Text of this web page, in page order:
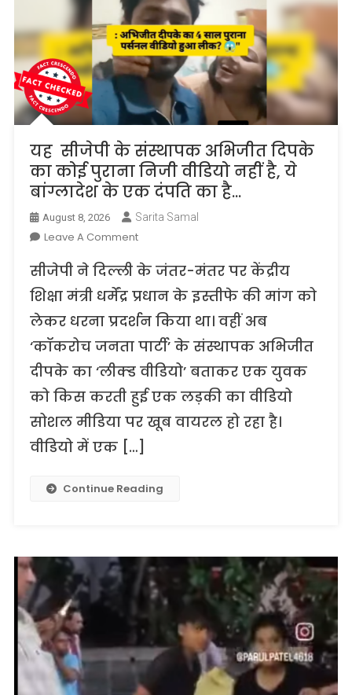
यह सीजेपी के संस्थापक अभिजीत दिपके
का कोई पुराना निजी वीडियो नहीं है, ये
बांग्लादेश के एक दंपति का है…
August 8, 2026 Sarita Samal
Leave A CommentOn
सीजेपी
के
संस्थापक
अभिजीत
दिपके
का
कोई
पुराना
निजी
वीडियो
नहीं
ये
दंपति
का
है…
सीजेपी ने दिल्ली के जंतर-मंतर पर केंद्रीय
शिक्षा मंत्री धर्मेंद्र प्रधान के इस्तीफे की मांग को
लेकर धरना प्रदर्शन किया था। वहीं अब
‘कॉकरोच जनता पार्टी’ के संस्थापक अभिजीत
दीपके का ‘लीक्ड वीडियो’ बताकर एक युवक
को किस करती हुई एक लड़की का वीडियो
सोशल मीडिया पर खूब वायरल हो रहा है।
वीडियो में एक […]
Continue Reading